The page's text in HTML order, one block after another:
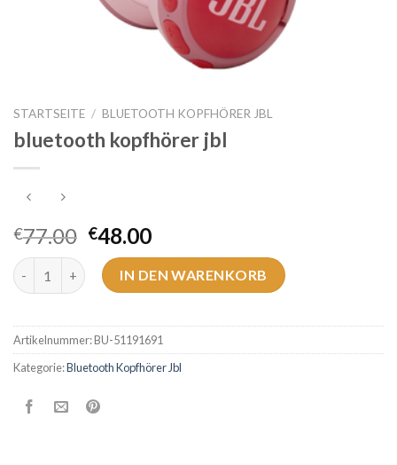
STARTSEITE / BLUETOOTH KOPFHÖRER JBL
bluetooth kopfhörer jbl
€77.00 €48.00
bluetooth kopfhörer jbl Menge
IN DEN WARENKORB
Artikelnummer:BU-51191691
Kategorie:Bluetooth Kopfhörer Jbl